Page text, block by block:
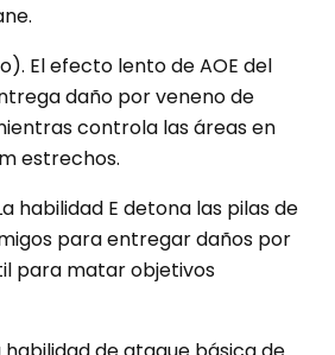
El efecto lento de AOE del
daño por veneno de
controla las áreas en
estrechos.
habilidad E detona las pilas de
para entregar daños por
para matar objetivos